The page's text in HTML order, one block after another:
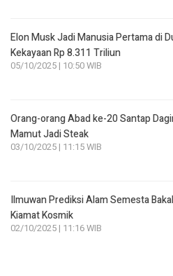
Elon Musk Jadi Manusia Pertama di
Kekayaan Rp 8.311 Triliun
05/10/2025 | 10:50 WIB
Orang-orang Abad ke-20 Santap
Mamut Jadi Steak
03/10/2025 | 11:15 WIB
Ilmuwan Prediksi Alam Semesta
Kiamat Kosmik
02/10/2025 | 11:16 WIB